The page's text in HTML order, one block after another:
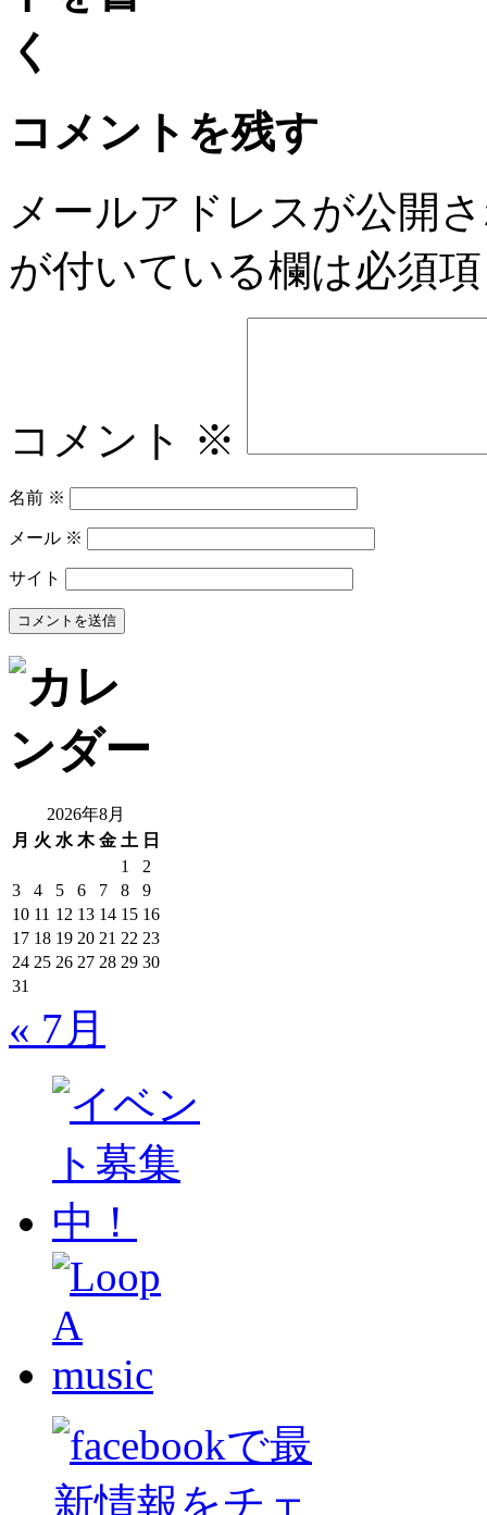
コメントを残す
メールアドレスが公開
が付いている欄は必須
コメント ※
名前 ※
メール ※
サイト
2026年8月
月 火 水 木 金 土 日
1
2
3
4 5 6 7 8
9
10 11 12 13 14 15 16
17 18 19 20 21 22 23
24 25 26 27 28 29 30
31
« 7月